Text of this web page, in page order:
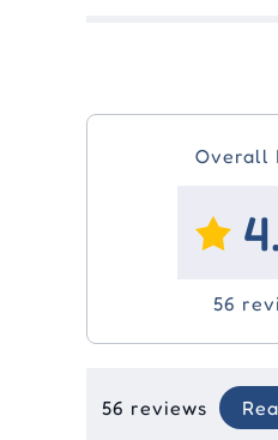
Overall
56
56 reviews